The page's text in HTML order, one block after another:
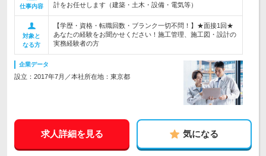
仕事内容
計をお任せします（建築・土木・設備・電気等）
対象と
なる方
【学歴・資格・転職回数・ブランク一切不問！】★面接1回★
あなたの経験をお聞かせください！施工管理、施工図・設計の
実務経験者の方
企業データ
設立：2017年7月／本社所在地：東京都
求人詳細を見る 気になる